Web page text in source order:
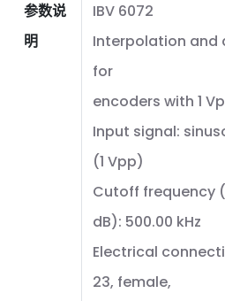
参数说
明
IBV 6072
Interpolation and
for
encoders with 1
Input signal:
(1 Vpp)
Cutoff frequency
dB): 500.00 kHz
Electrical
23, female,